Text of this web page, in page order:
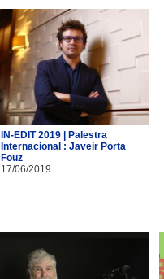
IN-EDIT 2019 | Palestra
Internacional : Javeir Porta
Fouz
17/06/2019